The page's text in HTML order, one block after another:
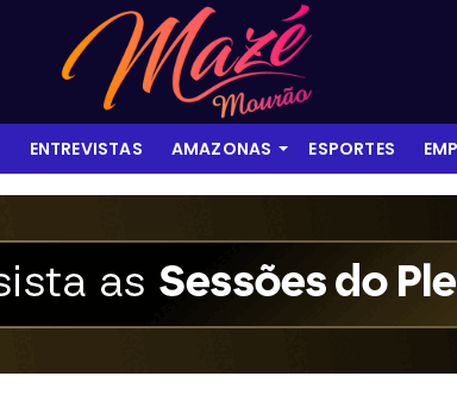
ENTREVISTAS AMAZONAS ESPORTES